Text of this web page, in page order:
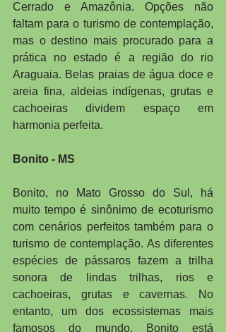
Cerrado e Amazônia. Opções não
faltam para o turismo de contemplação,
mas o destino mais procurado para a
prática no estado é a região do rio
Araguaia. Belas praias de água doce e
areia fina, aldeias indígenas, grutas e
cachoeiras dividem espaço em
harmonia perfeita.
Bonito - MS
Bonito, no Mato Grosso do Sul, há
muito tempo é sinônimo de ecoturismo
com cenários perfeitos também para o
turismo de contemplação. As diferentes
espécies de pássaros fazem a trilha
sonora de lindas trilhas, rios e
cachoeiras, grutas e cavernas. No
entanto, um dos ecossistemas mais
famosos do mundo, Bonito está